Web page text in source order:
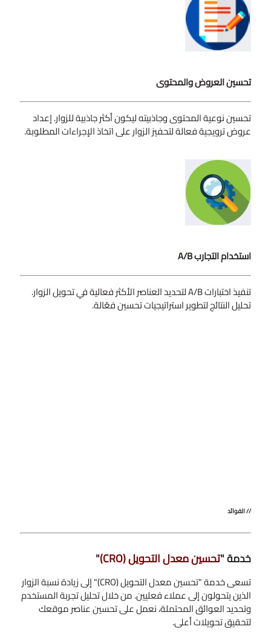
تحسين العروض والمحتوى
تحسين نوعية المحتوى وجاذبيته ليكون أكثر جاذبية للزوار. إعداد
عروض ترويجية فعالة لتحفيز الزوار على اتخاذ الإجراءات المطلوبة.
استخدام التجارب A/B
تنفيذ اختبارات A/B لتحديد العناصر الأكثر فعالية في تحويل الزوار.
تحليل النتائج لتطوير استراتيجيات تحسين فعّالة.
// الفوائد
خدمة "تحسين معدل التحويل (CRO) "
تسعى خدمة "تحسين معدل التحويل (CRO)" إلى زيادة نسبة الزوار
الذين يتحولون إلى عملاء فعليين. من خلال تحليل تجربة المستخدم
وتحديد العوائق المحتملة، نعمل على تحسين عناصر موقعك
لتحقيق تحويلات أعلى.